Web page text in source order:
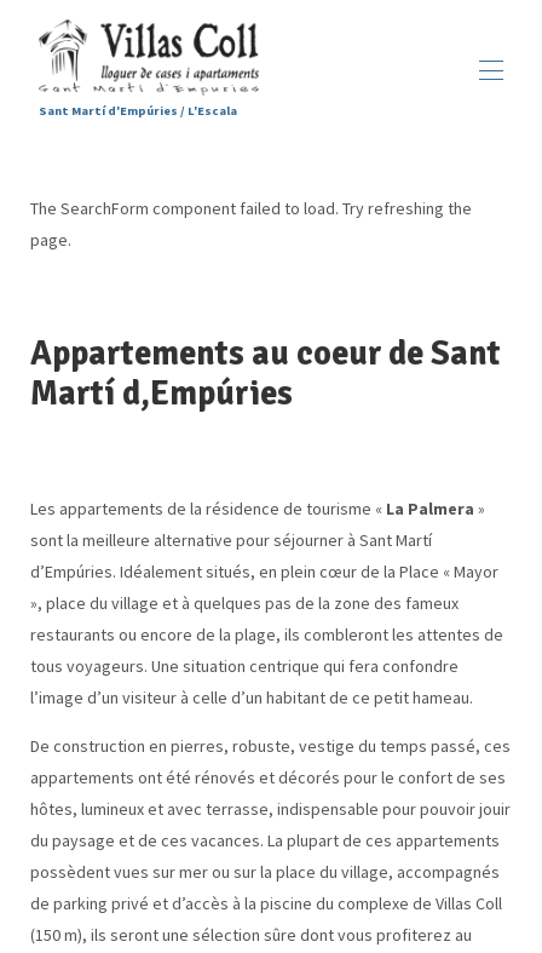
Sant Martí d'Empúries / L'Escala
Hébergements ▾
The SearchForm component failed to load. Try refreshing the
page.
Appartements au coeur de Sant
Martí d,Empúries
Les appartements de la résidence de tourisme « La Palmera »
sont la meilleure alternative pour séjourner à Sant Martí
d’Empúries. Idéalement situés, en plein cœur de la Place « Mayor
», place du village et à quelques pas de la zone des fameux
restaurants ou encore de la plage, ils combleront les attentes de
tous voyageurs. Une situation centrique qui fera confondre
l’image d’un visiteur à celle d’un habitant de ce petit hameau.
De construction en pierres, robuste, vestige du temps passé, ces
appartements ont été rénovés et décorés pour le confort de ses
hôtes, lumineux et avec terrasse, indispensable pour pouvoir jouir
du paysage et de ces vacances. La plupart de ces appartements
possèdent vues sur mer ou sur la place du village, accompagnés
de parking privé et d’accès à la piscine du complexe de Villas Coll
(150 m), ils seront une sélection sûre dont vous profiterez au